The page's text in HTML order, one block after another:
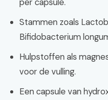
Stammen zoals
Bifidobacterium
Hulpstoffen als
voor de vulling.
Een capsule van